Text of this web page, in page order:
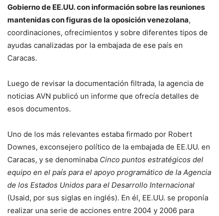
Gobierno de EE.UU. con información sobre las reuniones
mantenidas con figuras de la oposición venezolana,
coordinaciones, ofrecimientos y sobre diferentes tipos de
ayudas canalizadas por la embajada de ese país en
Caracas.
Luego de revisar la documentación filtrada, la agencia de
noticias AVN publicó un informe que ofrecía detalles de
esos documentos.
Uno de los más relevantes estaba firmado por Robert
Downes, exconsejero político de la embajada de EE.UU. en
Caracas, y se denominaba Cinco puntos estratégicos del
equipo en el país para el apoyo programático de la Agencia
de los Estados Unidos para el Desarrollo Internacional
(Usaid, por sus siglas en inglés). En él, EE.UU. se proponía
realizar una serie de acciones entre 2004 y 2006 para